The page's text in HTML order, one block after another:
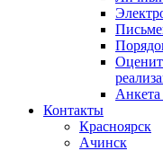
Анкета
Контакты
Красноярск
Ачинск